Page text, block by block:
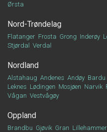
Ørsta
Nord-Trøndelag
Flatanger Frosta Grong Inderøy
Stjørdal
Verdal
Nordland
Alstahaug Andenes Andøy Bardu
Leknes Lødingen Mosjøen Narvik
Vågan Vestvågøy
Oppland
Brandbu Gjøvik Gran Lillehammer